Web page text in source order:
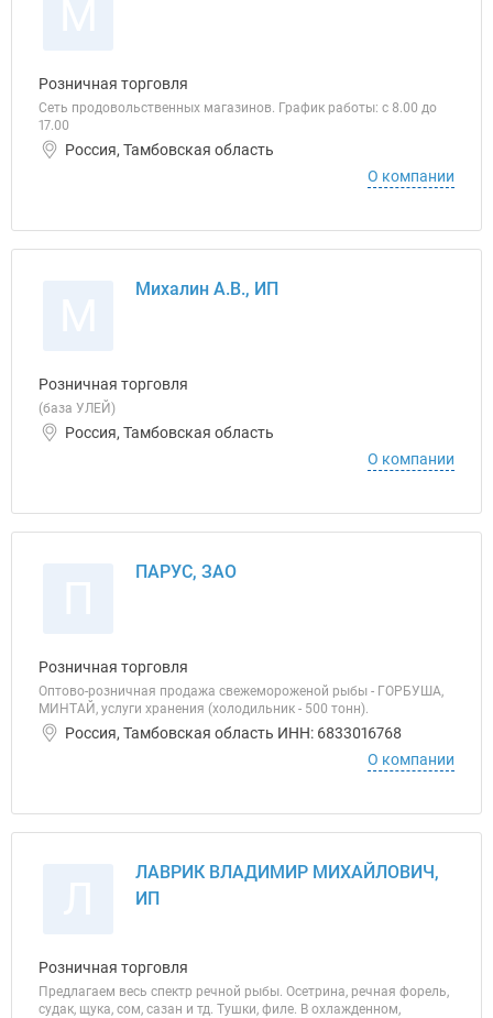
Розничная торговля
Сеть продовольственных магазинов. График работы: с 8.00 до
17.00
Россия, Тамбовская область
О компании
Михалин А.В., ИП
Розничная торговля
(база УЛЕЙ)
Россия, Тамбовская область
О компании
ПАРУС, ЗАО
Розничная торговля
Оптово-розничная продажа свежемороженой рыбы - ГОРБУША,
МИНТАЙ, услуги хранения (холодильник - 500 тонн).
Россия, Тамбовская область ИНН: 6833016768
О компании
ЛАВРИК ВЛАДИМИР МИХАЙЛОВИЧ,
ИП
Розничная торговля
Предлагаем весь спектр речной рыбы. Осетрина, речная форель,
судак, щука, сом, сазан и тд. Тушки, филе. В охлажденном,